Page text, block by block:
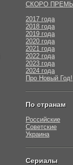
СКОРО
2017 года
2018 года
2019 года
2020 года
2021 года
2022 года
2023 года
2024 года
Про Новый Год!
По странам
Российские
Советские
Украина
Сериалы